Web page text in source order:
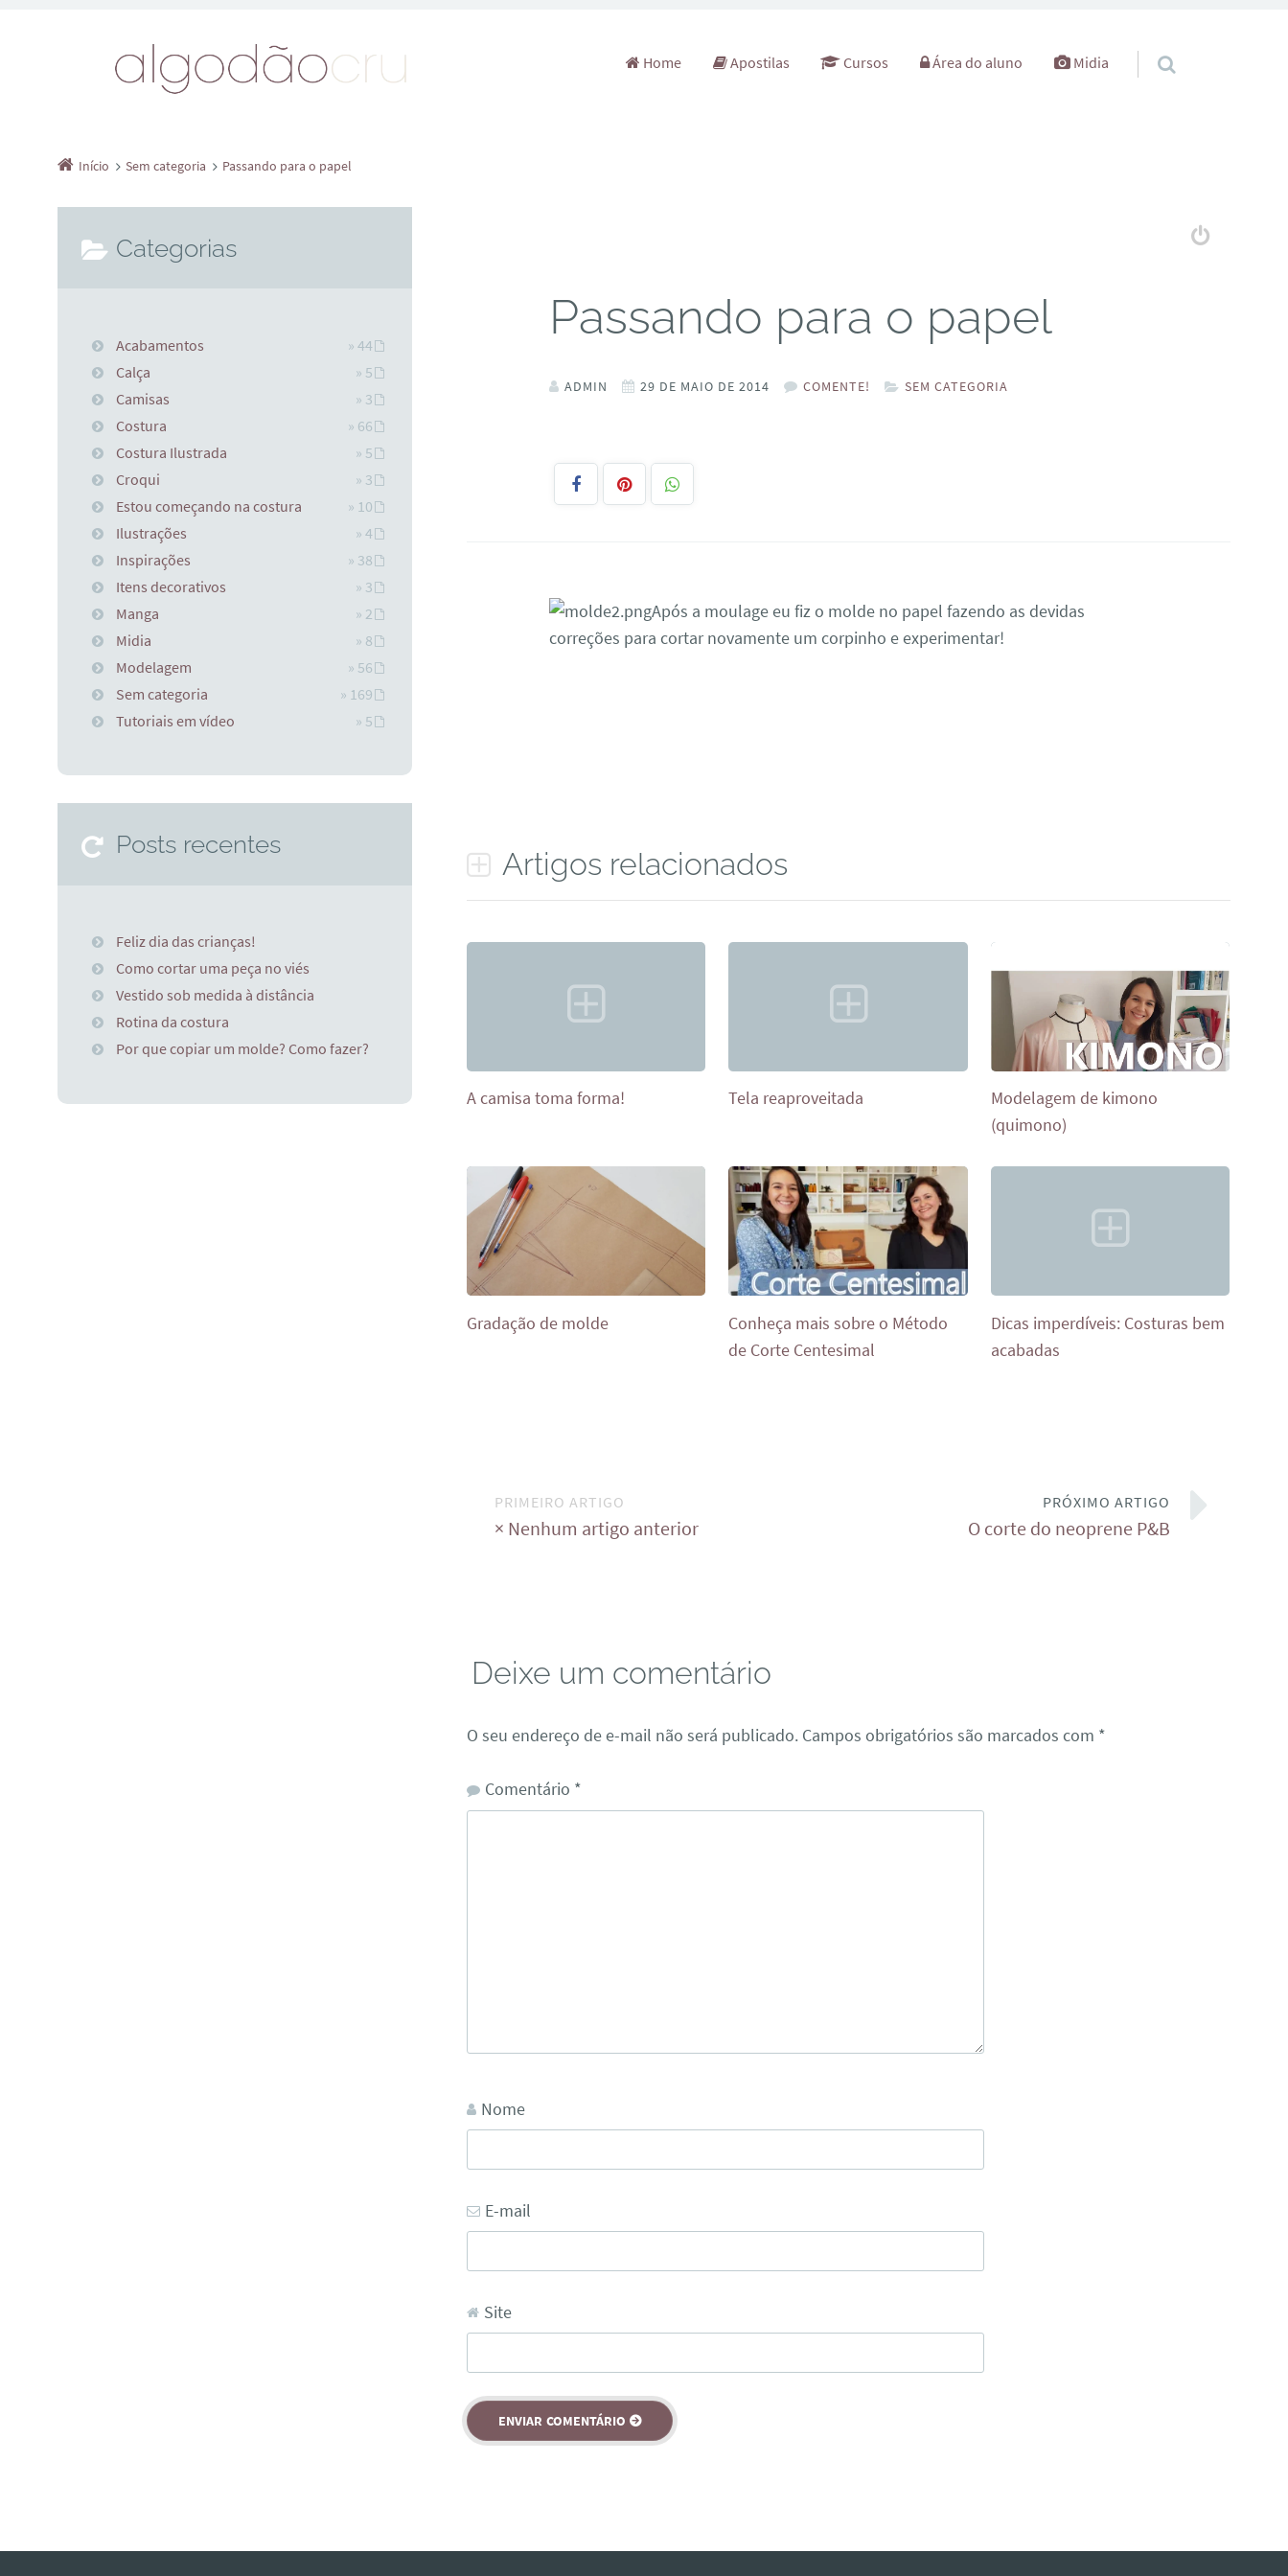
Pular para o conteúdo
Home Apostilas Cursos Área do aluno Midia
Início Sem categoria Passando para o papel
Passando para o papel
ADMIN 29 DE MAIO DE 2014 COMENTE! SEM CATEGORIA
Após a moulage eu fiz o molde no papel fazendo as devidas
correções para cortar novamente um corpinho e experimentar!
Artigos relacionados
A camisa toma forma! Tela reaproveitada
Modelagem de kimono
(quimono)
Gradação de molde
Conheça mais sobre o Método
de Corte Centesimal
Dicas imperdíveis: Costuras bem
acabadas
PRIMEIRO ARTIGO
× Nenhum artigo anterior
PRÓXIMO ARTIGO
O corte do neoprene P&B
Deixe um comentário
O seu endereço de e-mail não será publicado. Campos obrigatórios são marcados com *
Comentário *
Nome
E-mail
Site
Categorias
Acabamentos
» 44
Calça
» 5
Camisas
» 3
Costura
» 66
Costura Ilustrada
» 5
Croqui
» 3
Estou começando na costura
» 10
Ilustrações
» 4
Inspirações
» 38
Itens decorativos
» 3
Manga
» 2
Midia
» 8
Modelagem
» 56
Sem categoria
» 169
Tutoriais em vídeo
» 5
Posts recentes
Feliz dia das crianças!
Como cortar uma peça no viés
Vestido sob medida à distância
Rotina da costura
Por que copiar um molde? Como fazer?